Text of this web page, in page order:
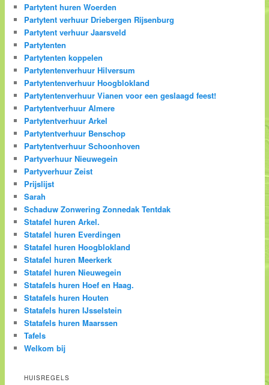
Partytent huren Woerden
Partytent verhuur Driebergen Rijsenburg
Partytent verhuur Jaarsveld
Partytenten
Partytenten koppelen
Partytentenverhuur Hilversum
Partytentenverhuur Hoogblokland
Partytentenverhuur Vianen voor een geslaagd feest!
Partytentverhuur Almere
Partytentverhuur Arkel
Partytentverhuur Benschop
Partytentverhuur Schoonhoven
Partyverhuur Nieuwegein
Partyverhuur Zeist
Prijslijst
Sarah
Schaduw Zonwering Zonnedak Tentdak
Statafel huren Arkel.
Statafel huren Everdingen
Statafel huren Hoogblokland
Statafel huren Meerkerk
Statafel huren Nieuwegein
Statafels huren Hoef en Haag.
Statafels huren Houten
Statafels huren IJsselstein
Statafels huren Maarssen
Tafels
Welkom bij
HUISREGELS